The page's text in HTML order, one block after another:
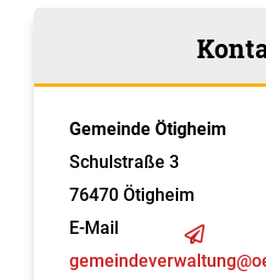
Gemeinde Ötigheim
Schulstraße 3
76470 Ötigheim
E-Mail